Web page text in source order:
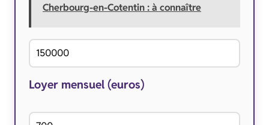
Cherbourg-en-Cotentin : à connaître
Loyer mensuel (euros)